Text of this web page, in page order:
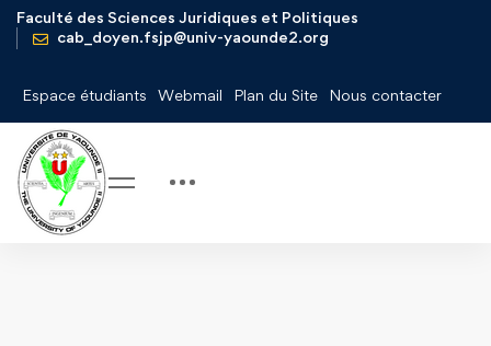
Faculté des Sciences Juridiques et Politiques
cab_doyen.fsjp@univ-yaounde2.org
Espace étudiants Webmail Plan du Site Nous contacter